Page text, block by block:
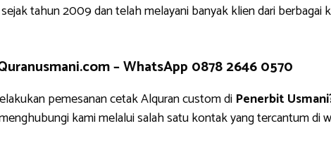
tahun 2009 dan telah melayani banyak klien dari berbagai
–WhatsApp 0878 2646 0570
pemesanan cetak Alquran custom di Penerbit
kami melalui salah satu kontak yang tercantum